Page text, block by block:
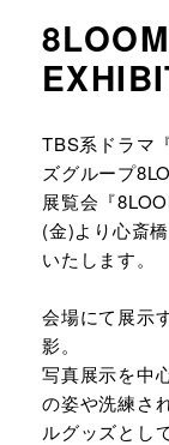
URLをコピー
TBS系ドラマ
ズグループ
展覧会『
(金)より心斎
いたします。
会場にて展示
影。​
写真展示を中
の姿や洗練さ
ルグッズとし